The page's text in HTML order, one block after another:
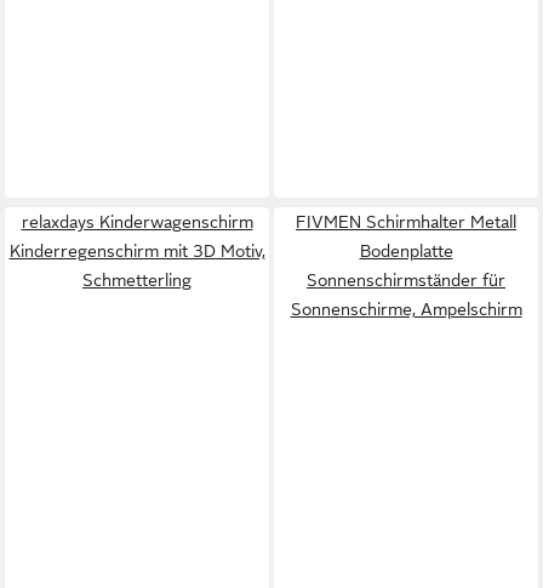
relaxdays Kinderwagenschirm
Kinderregenschirm mit 3D Motiv,
Schmetterling
FIVMEN Schirmhalter Metall
Bodenplatte
Sonnenschirmständer für
Sonnenschirme, Ampelschirm